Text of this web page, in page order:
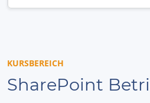
KURSBEREICH
SharePoint